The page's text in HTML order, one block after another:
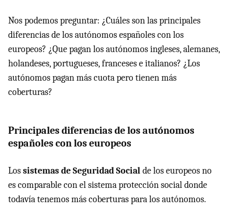
Nos podemos preguntar: ¿Cuáles son las principales
diferencias de los autónomos españoles con los
europeos? ¿Que pagan los autónomos ingleses, alemanes,
holandeses, portugueses, franceses e italianos? ¿Los
autónomos pagan más cuota pero tienen más
coberturas?
Principales diferencias de los autónomos
españoles con los europeos
Lossistemas de Seguridad Socialde los europeos no
es comparable con el sistema protección social donde
todavía tenemos más coberturas para los autónomos.